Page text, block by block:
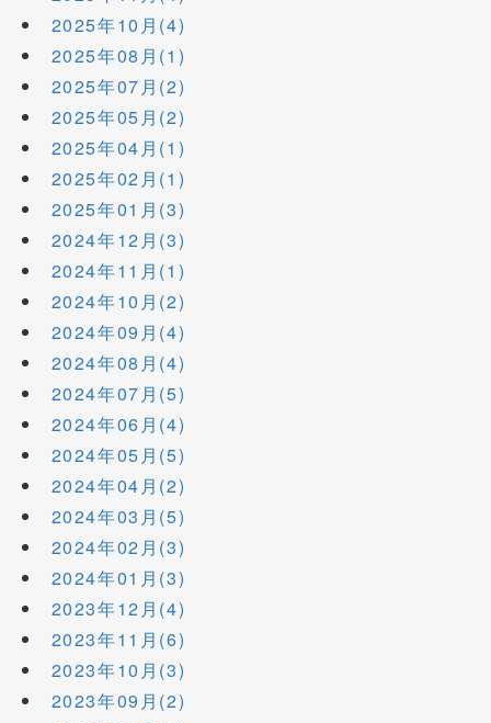
2025年10月(4)
2025年08月(1)
2025年07月(2)
2025年05月(2)
2025年04月(1)
2025年02月(1)
2025年01月(3)
2024年12月(3)
2024年11月(1)
2024年10月(2)
2024年09月(4)
2024年08月(4)
2024年07月(5)
2024年06月(4)
2024年05月(5)
2024年04月(2)
2024年03月(5)
2024年02月(3)
2024年01月(3)
2023年12月(4)
2023年11月(6)
2023年10月(3)
2023年09月(2)